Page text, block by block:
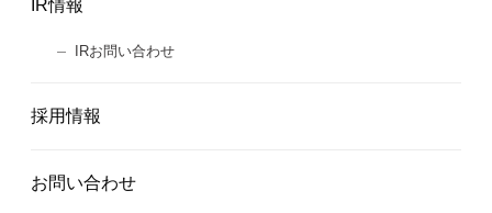
IR情報
IRお問い合わせ
採用情報
お問い合わせ